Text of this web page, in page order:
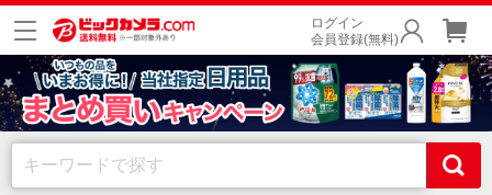
ログイン
会員登録(無料)